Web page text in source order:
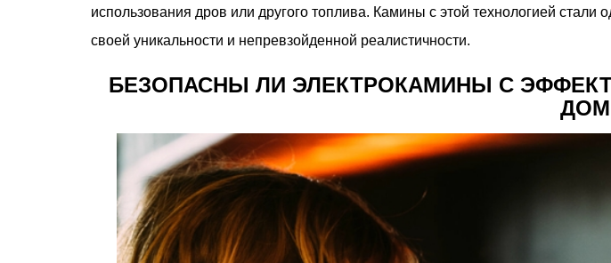
использования дров или другого топлива. Камины с этой технологией
своей уникальности и непревзойденной реалистичности.
БЕЗОПАСНЫ ЛИ ЭЛЕКТРОКАМИНЫ С